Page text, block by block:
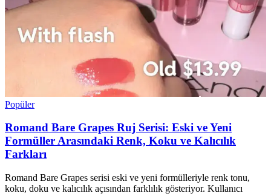
Popüler
Romand Bare Grapes Ruj Serisi: Eski ve Yeni
Formüller Arasındaki Renk, Koku ve Kalıcılık
Farkları
Romand Bare Grapes serisi eski ve yeni formülleriyle renk tonu,
koku, doku ve kalıcılık açısından farklılık gösteriyor. Kullanıcı